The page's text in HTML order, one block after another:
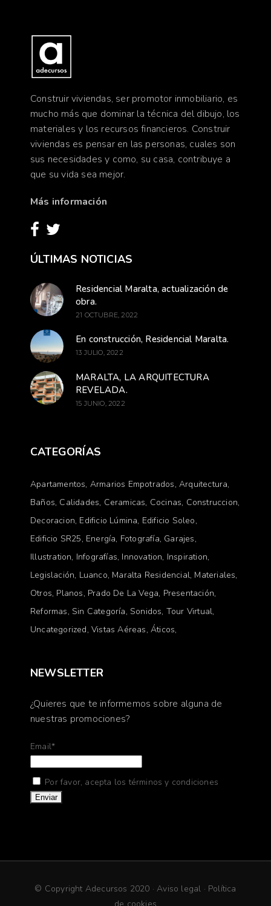
Construir viviendas, ser promotor inmobiliario, es
mucho más que dominar la técnica del dibujo, los
materiales y los recursos financieros. Construir
viviendas es pensar en las personas, cuales son
sus necesidades y como, su casa, contribuye a
que su vida sea mejor.
Más información
ÚLTIMAS NOTICIAS
Residencial Maralta, actualización de
obra.
21 OCTUBRE, 2022
En construcción, Residencial Maralta.
13 JULIO, 2022
MARALTA, LA ARQUITECTURA
REVELADA.
15 JUNIO, 2022
CATEGORÍAS
Apartamentos Armarios Empotrados Arquitectura
Baños Calidades Ceramicas Cocinas Construccion
Decoracion Edificio Lúmina Edificio Soleo
Edificio SR25 Energía Fotografía Garajes
Illustration Infografías Innovation Inspiration
Legislación Luanco Maralta Residencial Materiales
Otros Planos Prado De La Vega Presentación
Reformas Sin Categoría Sonidos Tour Virtual
Uncategorized Vistas Aéreas Áticos
NEWSLETTER
¿Quieres que te informemos sobre alguna de
nuestras promociones?
Email*
Por favor, acepta los términos y condiciones
© Copyright Adecursos 2020 ·Aviso legal · Política
de cookies